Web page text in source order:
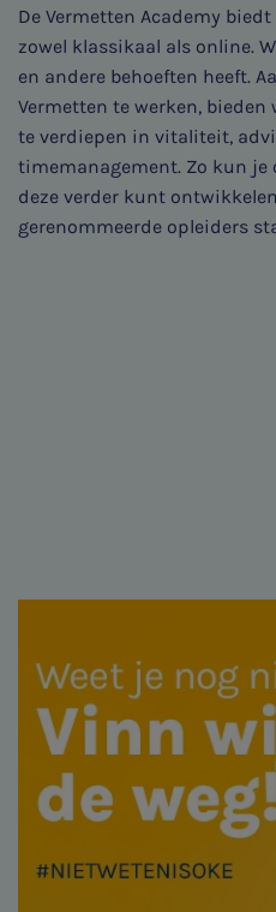
Zonder gedoe
Typ hieronder uw
Locaties
Audit
De Vermetten Academy
zowel klassikaal als online.
en andere behoeften heeft.
Vermetten te werken,
te verdiepen in vitaliteit,
timemanagement. Zo kun je
deze verder kunt
gerenommeerde opleiders